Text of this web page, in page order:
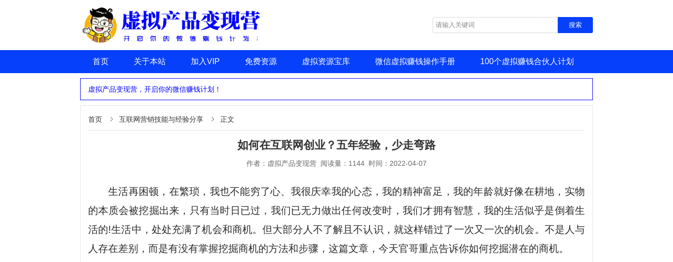
首页 关于本站 加入VIP 免费资源 虚拟资源宝库 微信虚拟赚钱操作手册 100个虚拟赚钱合伙人计划
虚拟产品变现营，开启你的微信赚钱计划！
首页  互联网营销技能与经验分享  正文
如何在互联网创业？五年经验，少走弯路
作者：虚拟产品变现营 阅读量：1144 时间：2022-04-07
生活再困顿，在繁琐，我也不能穷了心、我很庆幸我的心态，我的精神富足，我的年龄就好像在耕地，实物
的本质会被挖掘出来，只有当时日已过，我们已无力做出任何改变时，我们才拥有智慧，我的生活似乎是倒着生
活的!生活中，处处充满了机会和商机。但大部分人不了解且不认识，就这样错过了一次又一次的机会。不是人与
人存在差别，而是有没有掌握挖掘商机的方法和步骤，这篇文章，今天官哥重点告诉你如何挖掘潜在的商机。